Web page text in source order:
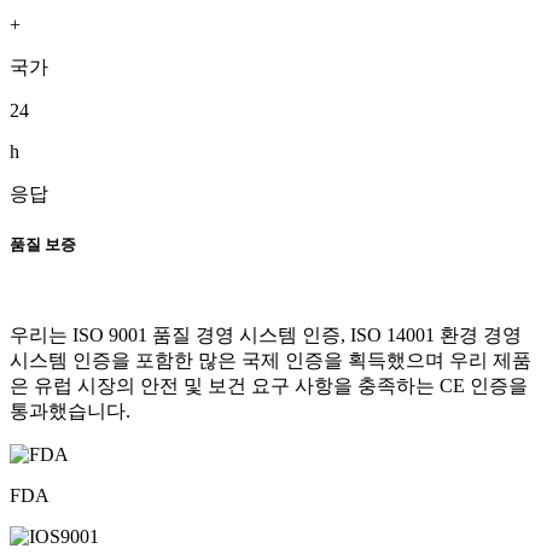
+
국가
24
h
응답
품질 보증
우리는 ISO 9001 품질 경영 시스템 인증, ISO 14001 환경 경영
시스템 인증을 포함한 많은 국제 인증을 획득했으며 우리 제품
은 유럽 시장의 안전 및 보건 요구 사항을 충족하는 CE 인증을
통과했습니다.
FDA